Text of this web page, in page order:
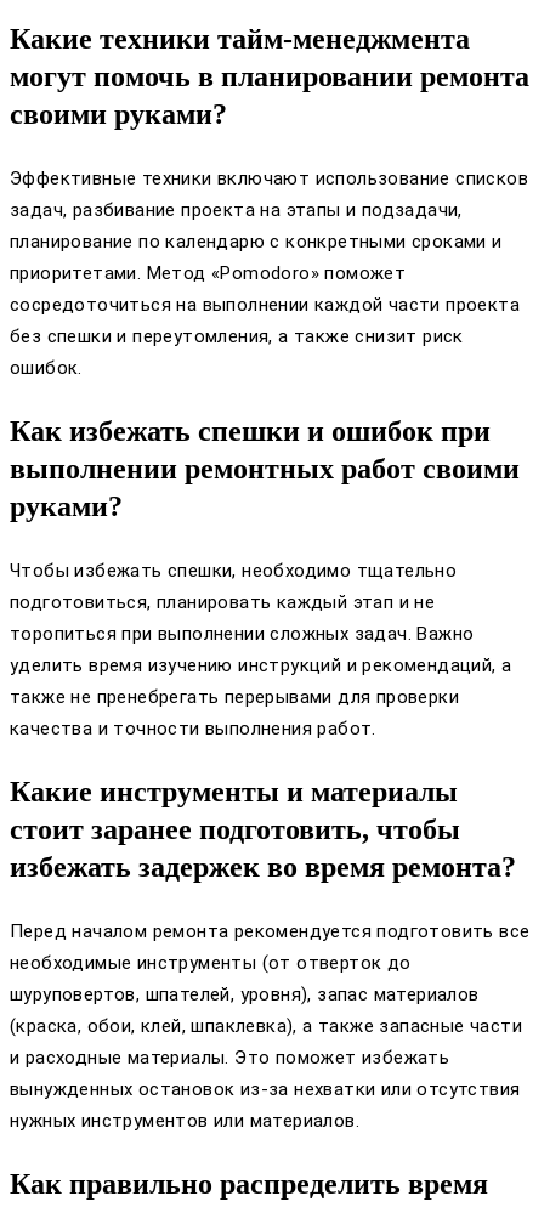
Какие техники тайм-менеджмента
могут помочь в планировании ремонта
своими руками?
Эффективные техники включают использование списков
задач, разбивание проекта на этапы и подзадачи,
планирование по календарю с конкретными сроками и
приоритетами. Метод «Pomodoro» поможет
сосредоточиться на выполнении каждой части проекта
без спешки и переутомления, а также снизит риск
ошибок.
Как избежать спешки и ошибок при
выполнении ремонтных работ своими
руками?
Чтобы избежать спешки, необходимо тщательно
подготовиться, планировать каждый этап и не
торопиться при выполнении сложных задач. Важно
уделить время изучению инструкций и рекомендаций, а
также не пренебрегать перерывами для проверки
качества и точности выполнения работ.
Какие инструменты и материалы
стоит заранее подготовить, чтобы
избежать задержек во время ремонта?
Перед началом ремонта рекомендуется подготовить все
необходимые инструменты (от отверток до
шуруповертов, шпателей, уровня), запас материалов
(краска, обои, клей, шпаклевка), а также запасные части
и расходные материалы. Это поможет избежать
вынужденных остановок из-за нехватки или отсутствия
нужных инструментов или материалов.
Как правильно распределить время